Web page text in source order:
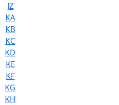
JZ
KA
KB
KC
KD
KE
KF
KG
KH